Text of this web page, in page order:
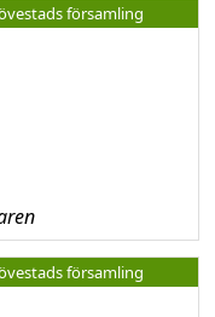
församling
församling